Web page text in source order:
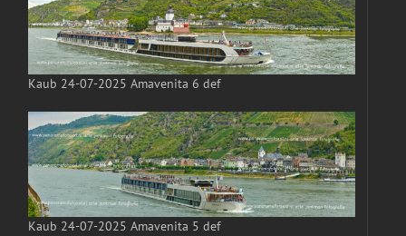
Kaub 24-07-2025 Amavenita 6 def
Kaub 24-07-2025 Amavenita 5 def